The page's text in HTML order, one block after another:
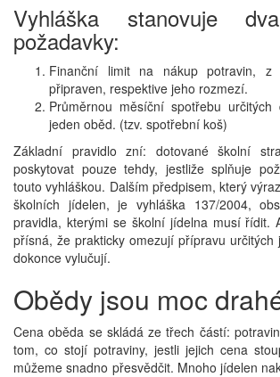
Vyhláška stanovuje
požadavky:
Finanční limit na nákup potravin, z
připraven, respektive jeho rozmezí.
Průměrnou měsíční spotřebu
jeden oběd. (tzv. spotřební koš)
Základní pravidlo zní: dotované školní
poskytovat pouze tehdy, jestliže splňuje
touto vyhláškou. Dalším předpisem, který
školních jídelen, je vyhláška 137/2004,
pravidla, kterými se školní jídelna musí řídit.
přísná, že prakticky omezují přípravu určitých
dokonce vylučují.
Obědy jsou moc
Cena oběda se skládá ze třech částí:
tom, co stojí potraviny, jestli jejich cena
můžeme snadno přesvědčit. Mnoho jídelen